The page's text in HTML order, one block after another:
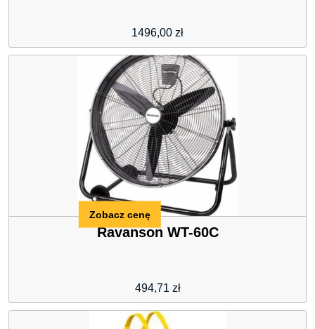
1496,00 zł
Ravanson WT-60C
494,71 zł
Zobacz cenę